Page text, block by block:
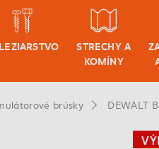
STRECHY A
KOMÍNY
brúsky DEWALT